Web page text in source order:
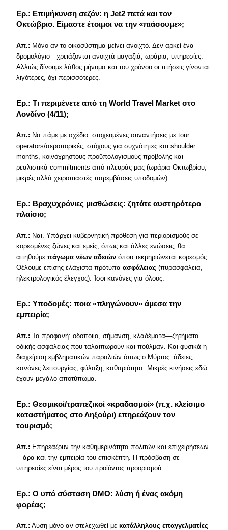
Ερ.: Επιμήκυνση σεζόν: η Jet2 πετά και τον
Οκτώβριο. Είμαστε έτοιμοι να την «πιάσουμε»;
Απ.: Μόνο αν το οικοσύστημα μείνει ανοιχτό. Δεν αρκεί ένα
δρομολόγιο—χρειάζονται ανοιχτά μαγαζιά, ωράρια, υπηρεσίες.
Αλλιώς δίνουμε λάθος μήνυμα και του χρόνου οι πτήσεις γίνονται
λιγότερες, όχι περισσότερες.
Ερ.: Τι περιμένετε από τη World Travel Market στο
Λονδίνο (4/11);
Απ.: Να πάμε με σχέδιο: στοχευμένες συναντήσεις με tour
operators/αεροπορικές, στόχους για συχνότητες και shoulder
months, κοινόχρηστους προϋπολογισμούς προβολής και
ρεαλιστικά commitments από πλευράς μας (ωράρια Οκτωβρίου,
μικρές αλλά χειροπιαστές παρεμβάσεις υποδομών).
Ερ.: Βραχυχρόνιες μισθώσεις: ζητάτε αυστηρότερο
πλαίσιο;
Απ.: Ναι. Υπάρχει κυβερνητική πρόθεση για περιορισμούς σε
κορεσμένες ζώνες και εμείς, όπως και άλλες ενώσεις, θα
αιτηθούμεπάγωμα νέων αδειών όπου τεκμηριώνεται κορεσμός.
Θέλουμε επίσης ελάχιστα πρότυπαασφάλειας (πυρασφάλεια,
ηλεκτρολογικός έλεγχος). Ίσοι κανόνες για όλους.
Ερ.: Υποδομές: ποια «πληγώνουν» άμεσα την
εμπειρία;
Απ.: Τα προφανή: οδοποιία, σήμανση, κλαδέματα—ζητήματα
οδικής ασφάλειας που ταλαιπωρούν και πούλμαν. Και φυσικά η
διαχείριση εμβληματικών παραλιών όπως ο Μύρτος: άδειες,
κανόνες λειτουργίας, φύλαξη, καθαριότητα. Μικρές κινήσεις εδώ
έχουν μεγάλο αποτύπωμα.
Ερ.: Θεσμικοί/τραπεζικοί «κραδασμοί» (π.χ. κλείσιμο
καταστήματος στο Ληξούρι) επηρεάζουν τον
τουρισμό;
Απ.: Επηρεάζουν την καθημερινότητα πολιτών και επιχειρήσεων
—άρα και την εμπειρία του επισκέπτη. Η πρόσβαση σε
υπηρεσίες είναι μέρος του προϊόντος προορισμού.
Ερ.: Ο υπό σύσταση DMO: λύση ή ένας ακόμη
φορέας;
Απ.: Λύση μόνο αν στελεχωθεί μεκατάλληλους επαγγελματίες